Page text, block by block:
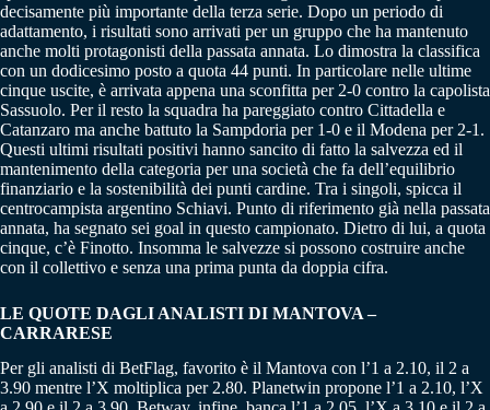
decisamente più importante della terza serie. Dopo un periodo di
adattamento, i risultati sono arrivati per un gruppo che ha mantenuto
anche molti protagonisti della passata annata. Lo dimostra la classifica
con un dodicesimo posto a quota 44 punti. In particolare nelle ultime
cinque uscite, è arrivata appena una sconfitta per 2-0 contro la capolista
Sassuolo. Per il resto la squadra ha pareggiato contro Cittadella e
Catanzaro ma anche battuto la Sampdoria per 1-0 e il Modena per 2-1.
Questi ultimi risultati positivi hanno sancito di fatto la salvezza ed il
mantenimento della categoria per una società che fa dell’equilibrio
finanziario e la sostenibilità dei punti cardine. Tra i singoli, spicca il
centrocampista argentino Schiavi. Punto di riferimento già nella passata
annata, ha segnato sei goal in questo campionato. Dietro di lui, a quota
cinque, c’è Finotto. Insomma le salvezze si possono costruire anche
con il collettivo e senza una prima punta da doppia cifra.
LE QUOTE DAGLI ANALISTI DI MANTOVA –
CARRARESE
Per gli analisti di BetFlag, favorito è il Mantova con l’1 a 2.10, il 2 a
3.90 mentre l’X moltiplica per 2.80. Planetwin propone l’1 a 2.10, l’X